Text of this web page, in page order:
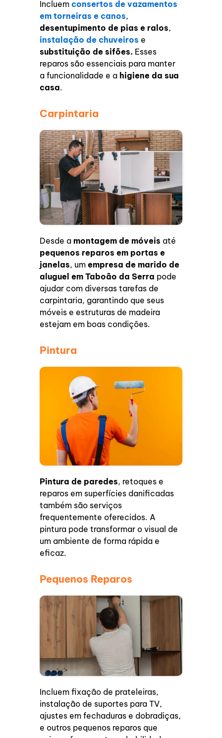
Incluemconsertos de vazamentos
em torneiras e canos,
desentupimento de pias e ralos,
instalação de chuveiros e
substituição de sifões. Esses
reparos são essenciais para manter
a funcionalidade e a higiene da sua
casa.
Carpintaria
Desde a montagem de móveis até
pequenos reparos em portas e
janelas, umempresa de marido de
aluguel em Taboão da Serra pode
ajudar com diversas tarefas de
carpintaria, garantindo que seus
móveis e estruturas de madeira
estejam em boas condições.
Pintura
Pintura de paredes, retoques e
reparos em superfícies danificadas
também são serviços
frequentemente oferecidos. A
pintura pode transformar o visual de
um ambiente de forma rápida e
eficaz.
Pequenos Reparos
Incluem fixação de prateleiras,
instalação de suportes para TV,
ajustes em fechaduras e dobradiças,
e outros pequenos reparos que